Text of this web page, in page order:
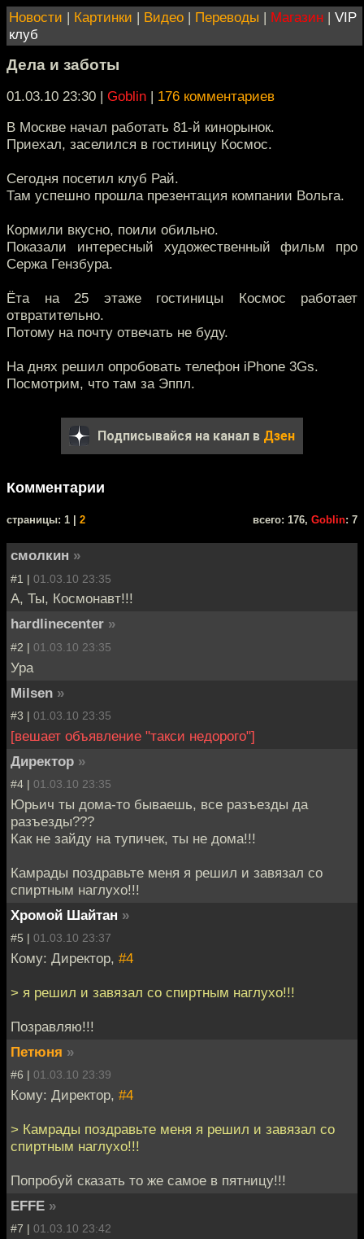
Новости | Картинки | Видео | Переводы | Магазин | VIP
клуб
Дела и заботы
01.03.10 23:30 | Goblin | 176 комментариев
В Москве начал работать 81-й кинорынок.
Приехал, заселился в гостиницу Космос.
Сегодня посетил клуб Рай.
Там успешно прошла презентация компании Вольга.
Кормили вкусно, поили обильно.
Показали интересный художественный фильм про
Сержа Гензбура.
Ёта на 25 этаже гостиницы Космос работает
отвратительно.
Потому на почту отвечать не буду.
На днях решил опробовать телефон iPhone 3Gs.
Посмотрим, что там за Эппл.
Подписывайся на канал в Дзен
Комментарии
cтраницы: 1 | 2 всего: 176, Goblin: 7
смолкин »
#1 | 01.03.10 23:35
А, Ты, Космонавт!!!
hardlinecenter »
#2 | 01.03.10 23:35
Ура
Milsen »
#3 | 01.03.10 23:35
[вешает объявление "такси недорого"]
Директор »
#4 | 01.03.10 23:35
Юрьич ты дома-то бываешь, все разъезды да
разъезды???
Как не зайду на тупичек, ты не дома!!!
Камрады поздравьте меня я решил и завязал со
спиртным наглухо!!!
Хромой Шайтан »
#5 | 01.03.10 23:37
Кому: Директор, #4
> я решил и завязал со спиртным наглухо!!!
Позравляю!!!
Петюня »
#6 | 01.03.10 23:39
Кому: Директор, #4
> Камрады поздравьте меня я решил и завязал со
спиртным наглухо!!!
Попробуй сказать то же самое в пятницу!!!
EFFE »
#7 | 01.03.10 23:42